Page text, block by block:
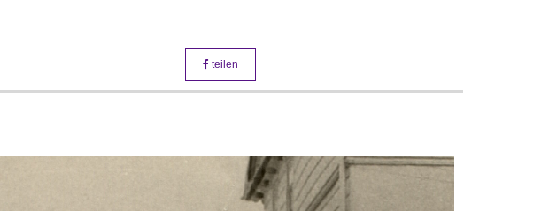
teilen